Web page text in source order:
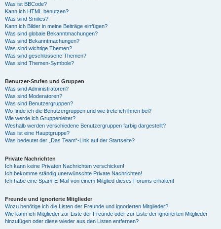
Was ist BBCode?
Kann ich HTML benutzen?
Was sind Smilies?
Kann ich Bilder in meine Beiträge einfügen?
Was sind globale Bekanntmachungen?
Was sind Bekanntmachungen?
Was sind wichtige Themen?
Was sind geschlossene Themen?
Was sind Themen-Symbole?
Benutzer-Stufen und Gruppen
Was sind Administratoren?
Was sind Moderatoren?
Was sind Benutzergruppen?
Wo finde ich die Benutzergruppen und wie trete ich ihnen bei?
Wie werde ich Gruppenleiter?
Weshalb werden verschiedene Benutzergruppen farbig dargestellt?
Was ist eine Hauptgruppe?
Was bedeutet der „Das Team“-Link auf der Startseite?
Private Nachrichten
Ich kann keine Privaten Nachrichten verschicken!
Ich bekomme ständig unerwünschte Private Nachrichten!
Ich habe eine Spam-E-Mail von einem Mitglied dieses Forums erhalten!
Freunde und ignorierte Mitglieder
Wozu benötige ich die Listen der Freunde und ignorierten Mitglieder?
Wie kann ich Mitglieder zur Liste der Freunde oder zur Liste der ignorierten Mitglieder
hinzufügen oder diese wieder aus den Listen entfernen?